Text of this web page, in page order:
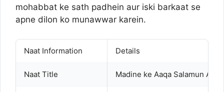
mohabbat ke sath padhein aur iski barkaat se
apne dilon ko munawwar karein.
Naat Information Details
Naat Title Madine ke Aaqa Salamun Alaik